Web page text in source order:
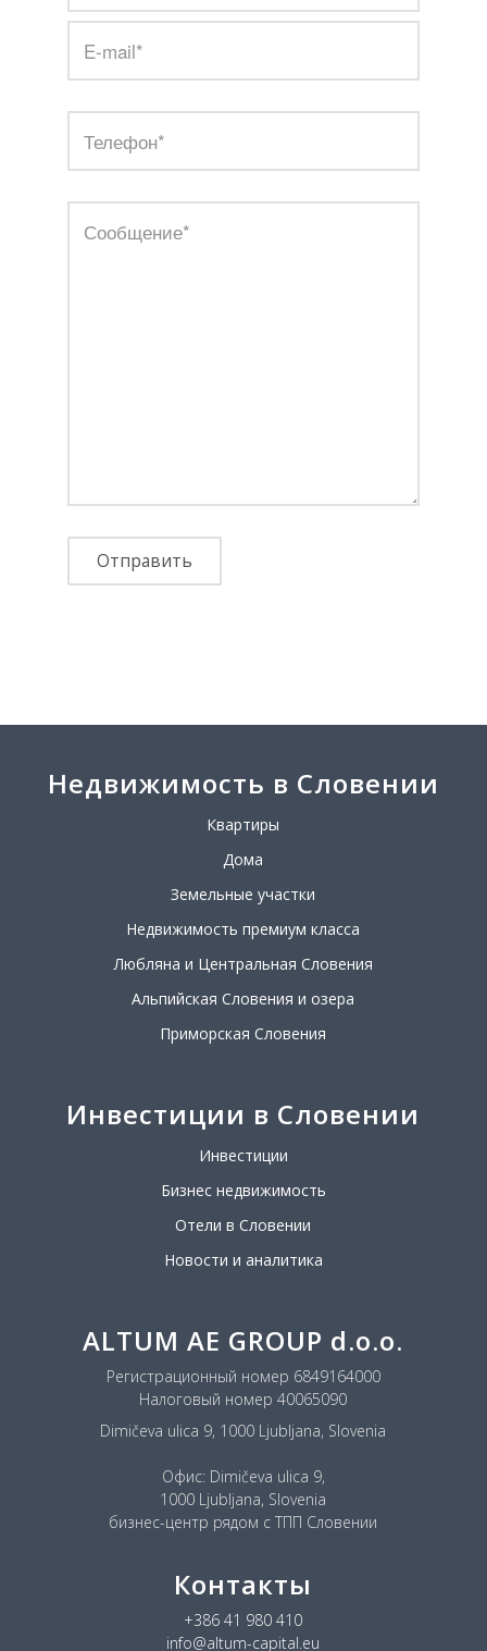
Недвижимость в Словении
Квартиры
Дома
Земельные участки
Недвижимость премиум класса
Любляна и Центральная Словения
Альпийская Словения и озера
Приморская Словения
Инвестиции в Словении
Инвестиции
Бизнес недвижимость
Отели в Словении
Новости и аналитика
ALTUM AE GROUP d.o.o.
Регистрационный номер 6849164000
Налоговый номер 40065090
Dimičeva ulica 9, 1000 Ljubljana, Slovenia
Офис: Dimičeva ulica 9,
1000 Ljubljana, Slovenia
бизнес-центр рядом с ТПП Словении
Контакты
+386 41 980 410
info@altum-capital.eu